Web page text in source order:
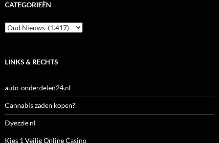
CATEGORIEËN
Categorieën
LINKS & RECHTS
auto-onderdelen24.nl
Cannabis zaden kopen?
Dyezzie.nl
Kies 1 Veilig Online Casino